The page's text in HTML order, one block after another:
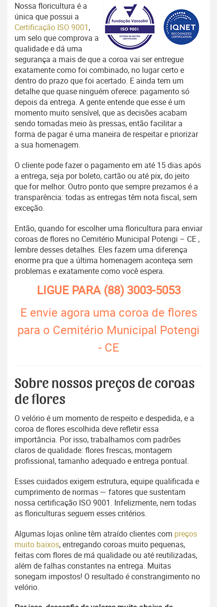
Nossa floricultura é a
única que possui a
Certificação ISO 9001,
um selo que comprova a
qualidade e dá uma
segurança a mais de que a coroa vai ser entregue
exatamente como foi combinado, no lugar certo e
dentro do prazo que foi acertado. E ainda tem um
detalhe que quase ninguém oferece: pagamento só
depois da entrega. A gente entende que esse é um
momento muito sensível, que as decisões acabam
sendo tomadas meio às pressas, então facilitar a
forma de pagar é uma maneira de respeitar e priorizar
a sua homenagem.
O cliente pode fazer o pagamento em até 15 dias após
a entrega, seja por boleto, cartão ou até pix, do jeito
que for melhor. Outro ponto que sempre prezamos é a
transparência: todas as entregas têm nota fiscal, sem
exceção.
Então, quando for escolher uma floricultura para enviar
coroas de flores no Cemitério Municipal Potengi – CE ,
lembre desses detalhes. Eles fazem uma diferença
enorme pra que a última homenagem aconteça sem
problemas e exatamente como você espera.
LIGUE PARA(88) 3003-5053
E envie agora uma coroa de flores
para o Cemitério Municipal Potengi
- CE
Sobre nossos preços de coroas
de flores
O velório é um momento de respeito e despedida, e a
coroa de flores escolhida deve refletir essa
importância. Por isso, trabalhamos com padrões
claros de qualidade: flores frescas, montagem
profissional, tamanho adequado e entrega pontual.
Esses cuidados exigem estrutura, equipe qualificada e
cumprimento de normas — fatores que sustentam
nossa certificação ISO 9001. Infelizmente, nem todas
as floriculturas seguem esses critérios.
Algumas lojas online têm atraído clientes com preços
muito baixos, entregando coroas muito pequenas,
feitas com flores de má qualidade ou até reutilizadas,
além de falhas constantes na entrega. Muitas
sonegam impostos! O resultado é constrangimento no
velório.